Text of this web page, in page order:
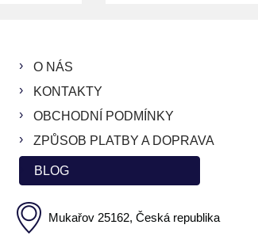
O NÁS
KONTAKTY
OBCHODNÍ PODMÍNKY
ZPŮSOB PLATBY A DOPRAVA
BLOG
Mukařov 25162, Česká republika